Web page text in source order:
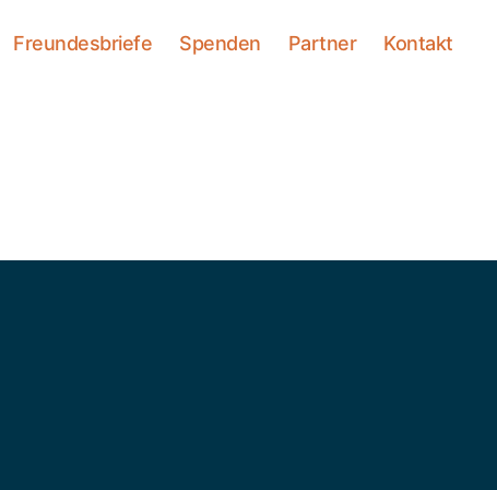
Freundesbriefe Spenden Partner Kontakt